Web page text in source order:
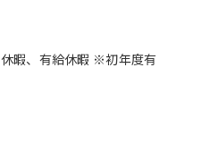
暇、有給休暇 ※初年度有